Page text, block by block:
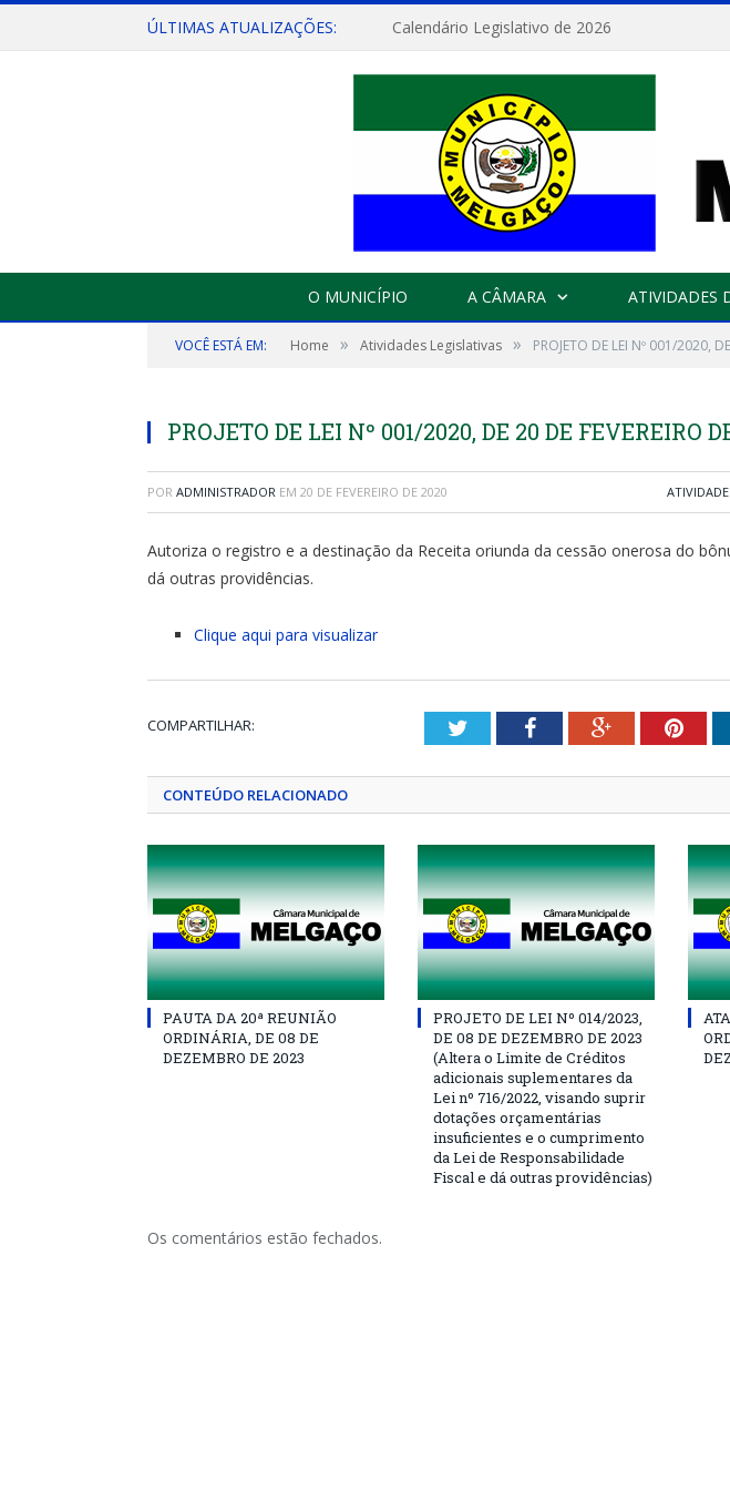
ÚLTIMAS ATUALIZAÇÕES: Calendário Legislativo de 2026
O MUNICÍPIO A CÂMARA ATIVIDADES
VOCÊ ESTÁ EM: Home » Atividades Legislativas » PROJETO DE LEI Nº 001/2020,
PROJETO DE LEI Nº 001/2020, DE 20 DE FEVEREIRO
POR ADMINISTRADOR EM 20 DE FEVEREIRO DE 2020
Autoriza o registro e a destinação da Receita oriunda da cessão onerosa do
dá outras providências.
Clique aqui para visualizar
COMPARTILHAR: TwitterFacebookGoogle+
CONTEÚDO RELACIONADO
PAUTA DA 20ª REUNIÃO
ORDINÁRIA, DE 08 DE
DEZEMBRO DE 2023
PROJETO DE LEI Nº 014/2023,
DE 08 DE DEZEMBRO DE 2023
(Altera o Limite de Créditos
adicionais suplementares da
Lei nº 716/2022, visando suprir
dotações orçamentárias
insuficientes e o cumprimento
da Lei de Responsabilidade
Fiscal e dá outras providências)
Os comentários estão fechados.